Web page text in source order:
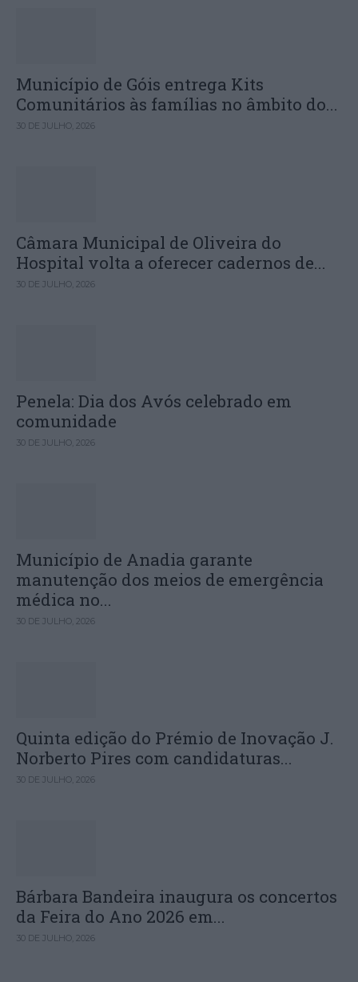
Município de Góis entrega Kits
Comunitários às famílias no âmbito do...
30 DE JULHO, 2026
Câmara Municipal de Oliveira do
Hospital volta a oferecer cadernos de...
30 DE JULHO, 2026
Penela: Dia dos Avós celebrado em
comunidade
30 DE JULHO, 2026
Município de Anadia garante
manutenção dos meios de emergência
médica no...
30 DE JULHO, 2026
Quinta edição do Prémio de Inovação J.
Norberto Pires com candidaturas...
30 DE JULHO, 2026
Bárbara Bandeira inaugura os concertos
da Feira do Ano 2026 em...
30 DE JULHO, 2026